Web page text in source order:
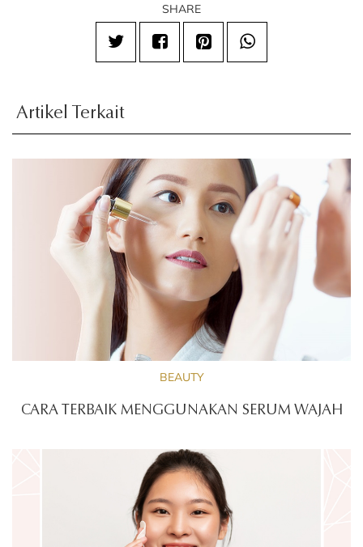
SHARE
Artikel Terkait
BEAUTY
CARA TERBAIK MENGGUNAKAN SERUM WAJAH